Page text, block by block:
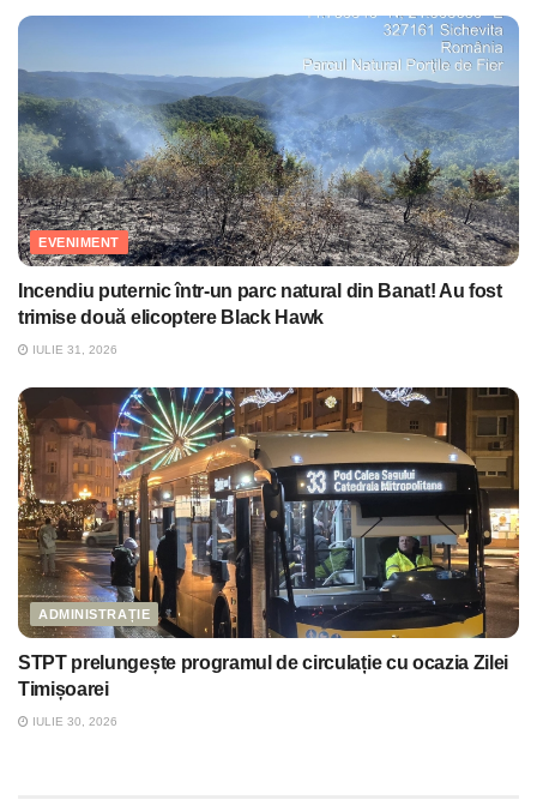
EVENIMENT
Incendiu puternic într-un parc natural din Banat! Au fost
trimise două elicoptere Black Hawk
IULIE 31, 2026
ADMINISTRAȚIE
STPT prelungește programul de circulație cu ocazia Zilei
Timișoarei
IULIE 30, 2026